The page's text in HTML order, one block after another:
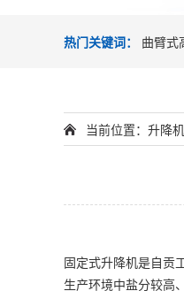
热门关键词： 曲臂式
当前位置： 升降机
固定式升降机是自贡
生产环境中盐分较高